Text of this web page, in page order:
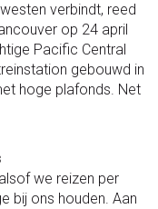
verbindt, reed
op 24 april
Pacific Central
gebouwd in
hoge plafonds. Net
we reizen per
bij ons houden. Aan